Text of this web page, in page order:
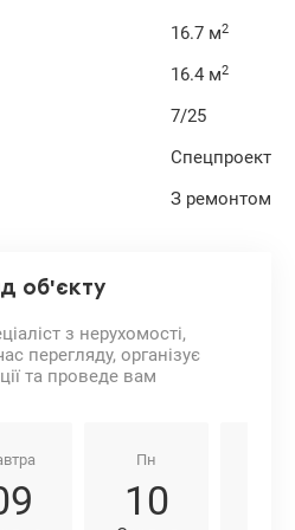
16.7 м2
16.4 м2
7/25
Спецпроект
З ремонтом
об'єкту
з нерухомості,
перегляду, організує
та проведе вам
Пн
10